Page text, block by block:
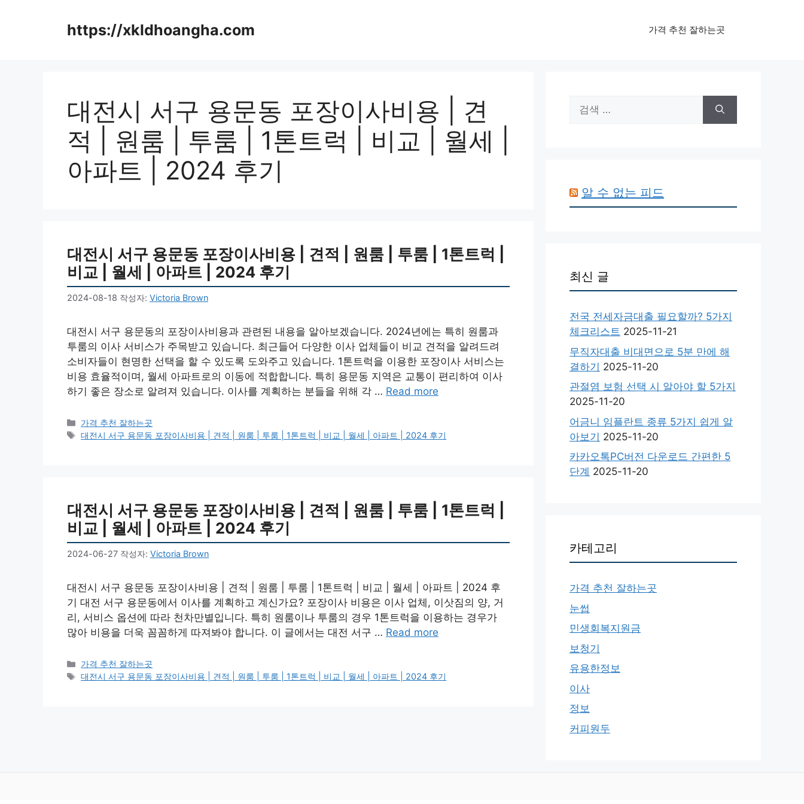
https://xkldhoangha.com 가격 추천 잘하는곳
대전시 서구 용문동 포장이사비용 | 견
적 | 원룸 | 투룸 | 1톤트럭 | 비교 | 월세 |
아파트 | 2024 후기
대전시 서구 용문동 포장이사비용 | 견적 | 원룸 | 투룸 | 1톤트럭 |
비교 | 월세 | 아파트 | 2024 후기
2024-08-18 작성자: Victoria Brown
대전시 서구 용문동의 포장이사비용과 관련된 내용을 알아보겠습니다. 2024년에는 특히 원룸과
투룸의 이사 서비스가 주목받고 있습니다. 최근들어 다양한 이사 업체들이 비교 견적을 알려드려
소비자들이 현명한 선택을 할 수 있도록 도와주고 있습니다. 1톤트럭을 이용한 포장이사 서비스는
비용 효율적이며, 월세 아파트로의 이동에 적합합니다. 특히 용문동 지역은 교통이 편리하여 이사
하기 좋은 장소로 알려져 있습니다. 이사를 계획하는 분들을 위해 각 … Read more
카
테
가격 추천 잘하는곳
태
대전시 서구 용문동 포장이사비용 | 견적 | 원룸 | 투룸 | 1톤트럭 | 비교 | 월세 | 아파트 | 2024 후기
대전시 서구 용문동 포장이사비용 | 견적 | 원룸 | 투룸 | 1톤트럭 |
비교 | 월세 | 아파트 | 2024 후기
2024-06-27 작성자: Victoria Brown
대전시 서구 용문동 포장이사비용 | 견적 | 원룸 | 투룸 | 1톤트럭 | 비교 | 월세 | 아파트 | 2024 후
기 대전 서구 용문동에서 이사를 계획하고 계신가요? 포장이사 비용은 이사 업체, 이삿짐의 양, 거
리, 서비스 옵션에 따라 천차만별입니다. 특히 원룸이나 투룸의 경우 1톤트럭을 이용하는 경우가
많아 비용을 더욱 꼼꼼하게 따져봐야 합니다. 이 글에서는 대전 서구 … Read more
카
테
가격 추천 잘하는곳
태
대전시 서구 용문동 포장이사비용 | 견적 | 원룸 | 투룸 | 1톤트럭 | 비교 | 월세 | 아파트 | 2024 후기
색:
알 수 없는 피드
최신 글
전국 전세자금대출 필요할까? 5가지
체크리스트 2025-11-21
무직자대출 비대면으로 5분 만에 해
결하기 2025-11-20
관절염 보험 선택 시 알아야 할 5가지
2025-11-20
어금니 임플란트 종류 5가지 쉽게 알
아보기 2025-11-20
카카오톡PC버전 다운로드 간편한 5
단계 2025-11-20
카테고리
가격 추천 잘하는곳
눈썹
민생회복지원금
보청기
유용한정보
이사
정보
커피원두